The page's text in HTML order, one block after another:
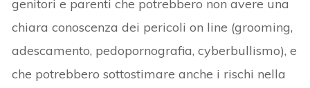
genitori e parenti che potrebbero non avere una
chiara conoscenza dei pericoli on line (grooming,
adescamento, pedopornografia, cyberbullismo), e
che potrebbero sottostimare anche i rischi nella